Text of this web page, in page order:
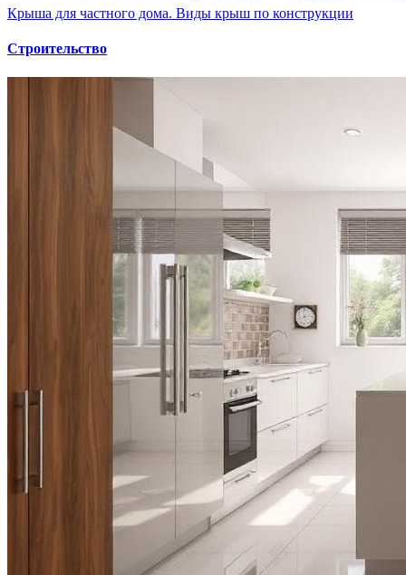
Крыша для частного дома. Виды крыш по конструкции
Строительство